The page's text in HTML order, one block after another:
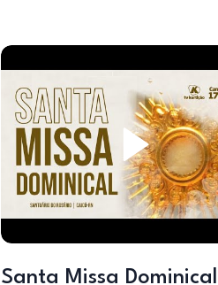
Santa Missa Dominical |